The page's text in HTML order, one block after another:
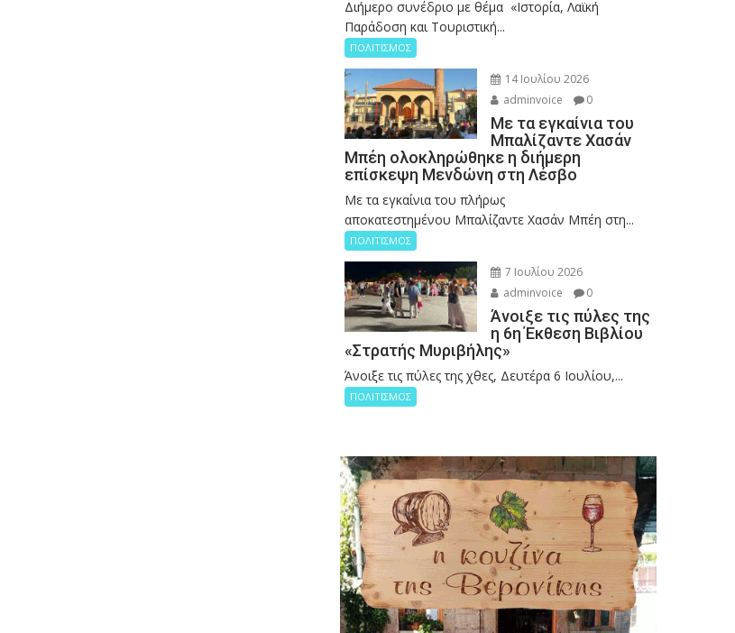
Διήμερο συνέδριο με θέμα «Ιστορία, Λαϊκή
Παράδοση και Τουριστική...
ΠΟΛΙΤΙΣΜΟΣ
14 Ιουλίου 2026
adminvoice
0
Με τα εγκαίνια του
Μπαλίζαντε Χασάν
Μπέη ολοκληρώθηκε η διήμερη
επίσκεψη Μενδώνη στη Λέσβο
Με τα εγκαίνια του πλήρως
αποκατεστημένου Μπαλίζαντε Χασάν Μπέη στη...
ΠΟΛΙΤΙΣΜΟΣ
7 Ιουλίου 2026
adminvoice
0
Άνοιξε τις πύλες της
η 6η Έκθεση Βιβλίου
«Στρατής Μυριβήλης»
Άνοιξε τις πύλες της χθες, Δευτέρα 6 Ιουλίου,...
ΠΟΛΙΤΙΣΜΟΣ